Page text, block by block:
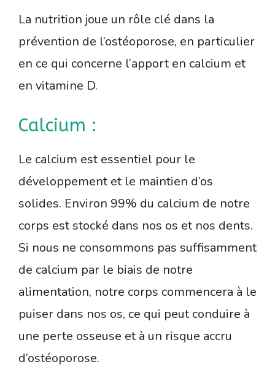
La nutrition joue un rôle clé dans la
prévention de l’ostéoporose, en particulier
en ce qui concerne l’apport en calcium et
en vitamine D.
Calcium :
Le calcium est essentiel pour le
développement et le maintien d’os
solides. Environ 99% du calcium de notre
corps est stocké dans nos os et nos dents.
Si nous ne consommons pas suffisamment
de calcium par le biais de notre
alimentation, notre corps commencera à le
puiser dans nos os, ce qui peut conduire à
une perte osseuse et à un risque accru
d’ostéoporose.